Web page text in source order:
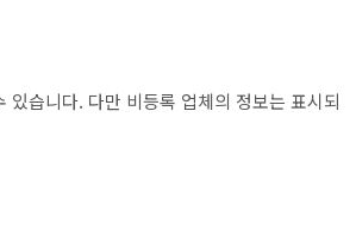
습니다. 다만 비등록 업체의 정보는 표시되